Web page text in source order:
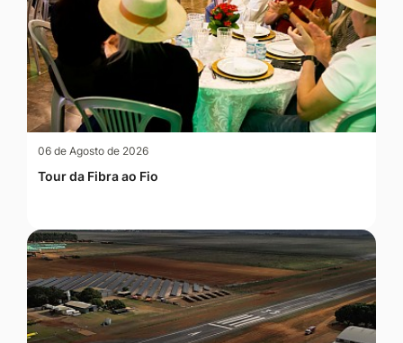
06 de Agosto de 2026
Tour da Fibra ao Fio